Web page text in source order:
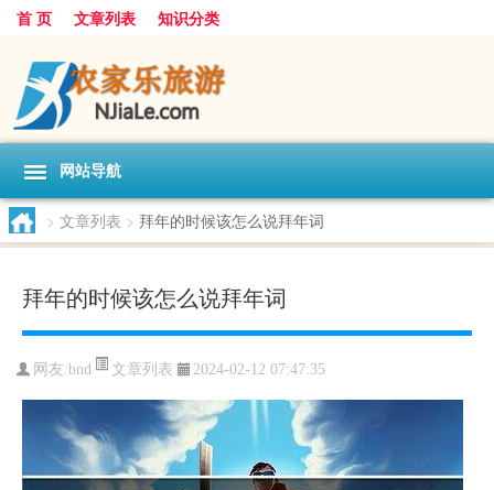
首 页 文章列表 知识分类
网站导航
> 文章列表 > 拜年的时候该怎么说拜年词
拜年的时候该怎么说拜年词
网友:bnd 文章列表 2024-02-12 07:47:35